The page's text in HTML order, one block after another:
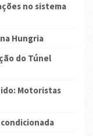
no sistema
Hungria
do Túnel
Motoristas
condicionada